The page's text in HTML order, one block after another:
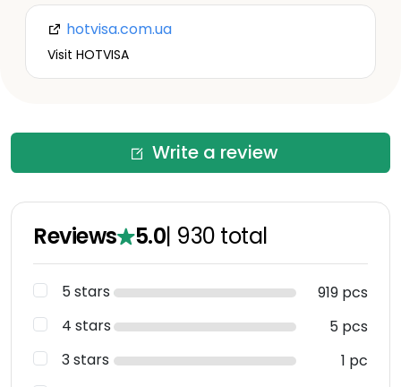
hotvisa.com.ua
Visit HOTVISA
Write a review
Reviews 5.0| 930 total
5 stars
919 pcs
4 stars
5 pcs
3 stars
1 pc